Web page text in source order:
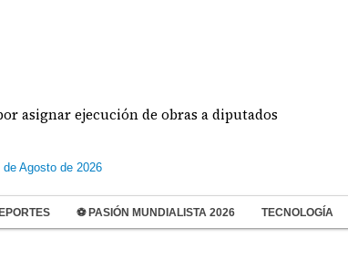
ejecución de obras a diputados
Agosto de 2026
⚽ PASIÓN MUNDIALISTA 2026 TECNOLOGÍA